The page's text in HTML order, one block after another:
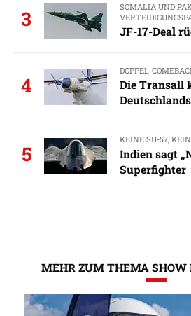
3
SOMALIA UND
JF-17-Deal
4
DOPPEL-
Die Transall
5
KEINE SU-57,
Indien sagt
Superfighter
MEHR ZUM THEMA SHOW